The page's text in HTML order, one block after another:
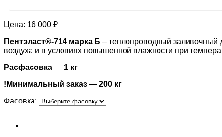
Цена: 16 000 ₽
Пентэласт®-714 марка Б – теплопроводный заливочный
воздуха и в условиях повышенной влажности при
Расфасовка — 1 кг
!Минимальный заказ — 200 кг
Фасовка: